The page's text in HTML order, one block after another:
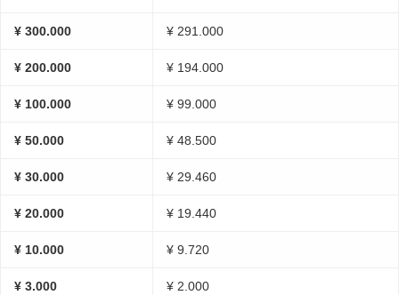
¥ 300.000 ¥ 291.000
¥ 200.000 ¥ 194.000
¥ 100.000 ¥ 99.000
¥ 50.000 ¥ 48.500
¥ 30.000 ¥ 29.460
¥ 20.000 ¥ 19.440
¥ 10.000 ¥ 9.720
¥ 3.000 ¥ 2.000